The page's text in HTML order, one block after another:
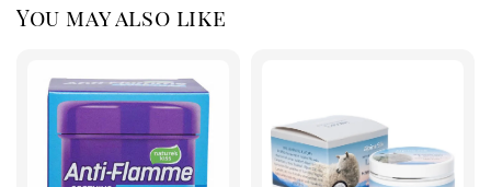
You may also like